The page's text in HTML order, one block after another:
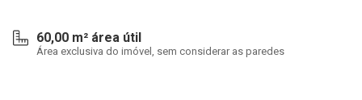
60,00 m² área útil
Área exclusiva do imóvel, sem considerar as paredes